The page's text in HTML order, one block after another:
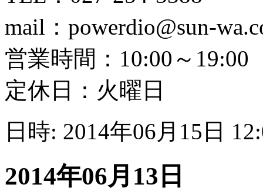
mail：powerdio@sun-
営業時間：10:00～19:00
定休日：火曜日
日時: 2014年06月15日
2014年06月13日